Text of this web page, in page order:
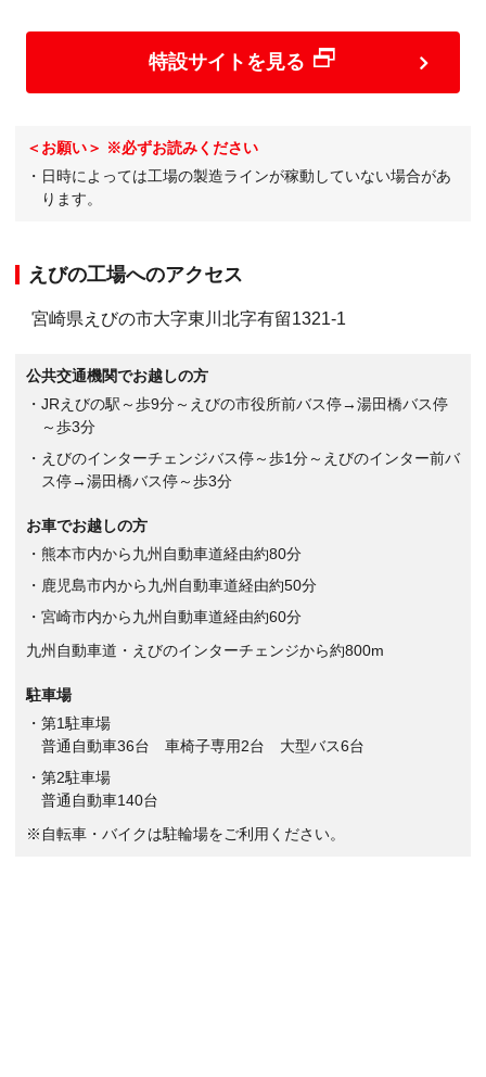
特設サイトを見る
＜お願い＞ ※必ずお読みください
・日時によっては工場の製造ラインが稼動していない場合があ
ります。
えびの工場へのアクセス
宮崎県えびの市大字東川北字有留1321-1
公共交通機関でお越しの方
・JRえびの駅～歩9分～えびの市役所前バス停→湯田橋バス停
～歩3分
・えびのインターチェンジバス停～歩1分～えびのインター前バ
ス停→湯田橋バス停～歩3分
お車でお越しの方
・熊本市内から九州自動車道経由約80分
・鹿児島市内から九州自動車道経由約50分
・宮崎市内から九州自動車道経由約60分
九州自動車道・えびのインターチェンジから約800m
駐車場
・第1駐車場
普通自動車36台 車椅子専用2台 大型バス6台
・第2駐車場
普通自動車140台
※自転車・バイクは駐輪場をご利用ください。